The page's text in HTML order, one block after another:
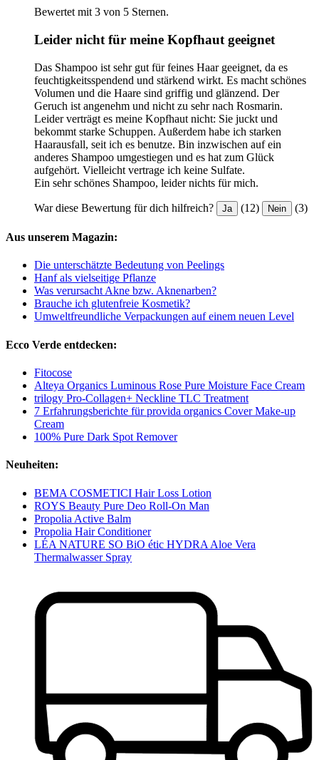
Bewertet mit 3 von 5 Sternen.
Leider nicht für meine Kopfhaut geeignet
Das Shampoo ist sehr gut für feines Haar geeignet, da es
feuchtigkeitsspendend und stärkend wirkt. Es macht schönes
Volumen und die Haare sind griffig und glänzend. Der
Geruch ist angenehm und nicht zu sehr nach Rosmarin.
Leider verträgt es meine Kopfhaut nicht: Sie juckt und
bekommt starke Schuppen. Außerdem habe ich starken
Haarausfall, seit ich es benutze. Bin inzwischen auf ein
anderes Shampoo umgestiegen und es hat zum Glück
aufgehört. Vielleicht vertrage ich keine Sulfate.
Ein sehr schönes Shampoo, leider nichts für mich.
War diese Bewertung für dich hilfreich? Ja (12) Nein (3)
Aus unserem Magazin:
Die unterschätzte Bedeutung von Peelings
Hanf als vielseitige Pflanze
Was verursacht Akne bzw. Aknenarben?
Brauche ich glutenfreie Kosmetik?
Umweltfreundliche Verpackungen auf einem neuen Level
Ecco Verde entdecken:
Fitocose
Alteya Organics Luminous Rose Pure Moisture Face Cream
trilogy Pro-Collagen+ Neckline TLC Treatment
7 Erfahrungsberichte für provida organics Cover Make-up
Cream
100% Pure Dark Spot Remover
Neuheiten:
BEMA COSMETICI Hair Loss Lotion
ROYS Beauty Pure Deo Roll-On Man
Propolia Active Balm
Propolia Hair Conditioner
LÉA NATURE SO BiO étic HYDRA Aloe Vera
Thermalwasser Spray